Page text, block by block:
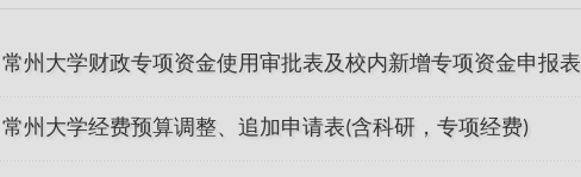
常州大学财政专项资金使用审批表及校内新增专项资金申报表
常州大学经费预算调整、追加申请表(含科研，专项经费)